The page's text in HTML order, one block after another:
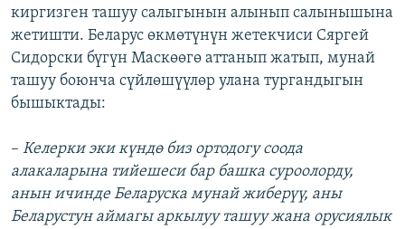
киргизген ташуу салыгынын алынып салынышына
жетишти. Беларус өкмөтүнүн жетекчиси Сяргей
Сидорски бүгүн Маскөөгө аттанып жатып, мунай
ташуу боюнча сүйлөшүүлөр улана тургандыгын
бышыктады:
– Келерки эки күндө биз ортодогу соода
алакаларына тийешеси бар башка суроолорду,
анын ичинде Беларуска мунай жиберүү, аны
Беларустун аймагы аркылуу ташуу жана орусиялык